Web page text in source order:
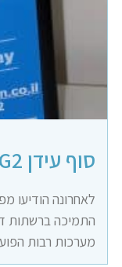
סוף עידן G2
לאחרונה הודיעו
מערכות רבות